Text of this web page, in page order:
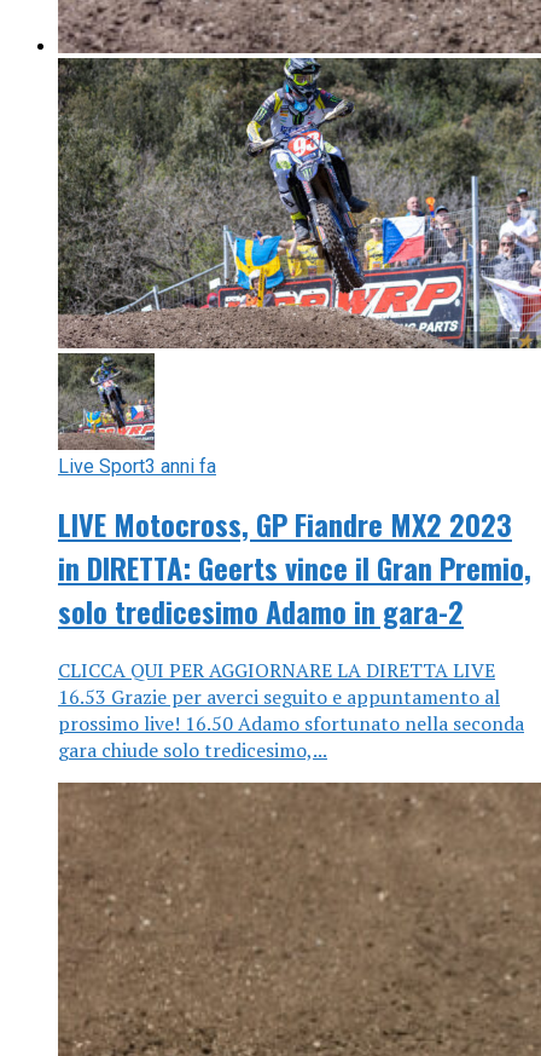
Live Sport3 anni fa
LIVE Motocross, GP Fiandre MX2 2023
in DIRETTA: Geerts vince il Gran Premio,
solo tredicesimo Adamo in gara-2
CLICCA QUI PER AGGIORNARE LA DIRETTA LIVE
16.53 Grazie per averci seguito e appuntamento al
prossimo live! 16.50 Adamo sfortunato nella seconda
gara chiude solo tredicesimo,...